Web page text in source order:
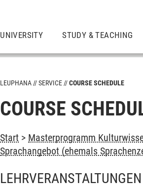
UNIVERSITY STUDY & TEACHING
LEUPHANA SERVICE COURSE SCHEDULE
COURSE
Start > Masterprogramm
Sprachangebot (ehemals
LEHRVERANSTALTUNGEN